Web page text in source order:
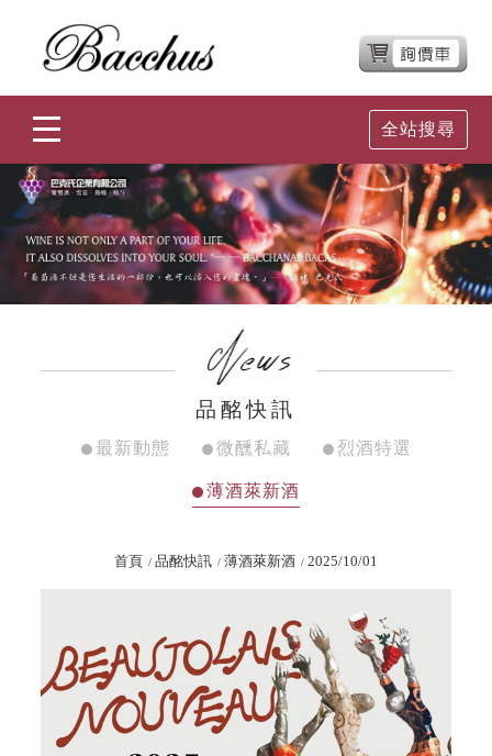
全站搜尋
品酩快訊
最新動態 微醺私藏 烈酒特選
薄酒萊新酒
首頁 品酩快訊 薄酒萊新酒 2025/10/01